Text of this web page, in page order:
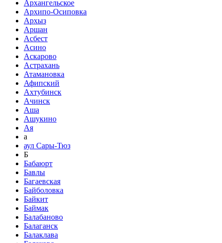
Архангельское
Архипо-Осиповка
Архыз
Аршан
Асбест
Асино
Аскарово
Астрахань
Атамановка
Афипский
Ахтубинск
Ачинск
Аша
Ашукино
Ая
а
аул Сары-Тюз
Б
Бабаюрт
Бавлы
Багаевская
Байболовка
Байкит
Баймак
Балабаново
Балаганск
Балаклава